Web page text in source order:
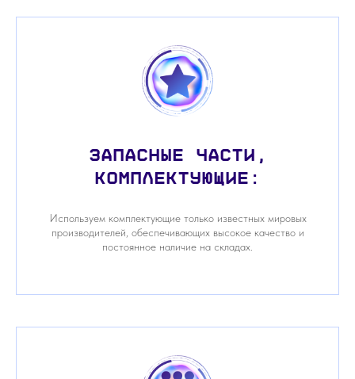
Запасные части,
комплектующие:
Используем комплектующие только известных мировых
производителей, обеспечивающих высокое качество и
постоянное наличие на складах.